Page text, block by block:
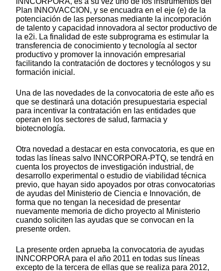
Plan INNOVACCION, y se encuadra en el eje (e) de la
potenciación de las personas mediante la incorporación
de talento y capacidad innovadora al sector productivo de
la e2i. La finalidad de este subprograma es estimular la
transferencia de conocimiento y tecnología al sector
productivo y promover la innovación empresarial
facilitando la contratación de doctores y tecnólogos y su
formación inicial.
Una de las novedades de la convocatoria de este año es
que se destinará una dotación presupuestaria especial
para incentivar la contratación en las entidades que
operan en los sectores de salud, farmacia y
biotecnología.
Otra novedad a destacar en esta convocatoria, es que en
todas las líneas salvo INNCORPORA-PTQ, se tendrá en
cuenta los proyectos de investigación industrial, de
desarrollo experimental o estudio de viabilidad técnica
previo, que hayan sido apoyados por otras convocatorias
de ayudas del Ministerio de Ciencia e Innovación, de
forma que no tengan la necesidad de presentar
nuevamente memoria de dicho proyecto al Ministerio
cuando soliciten las ayudas que se convocan en la
presente orden.
La presente orden aprueba la convocatoria de ayudas
INNCORPORA para el año 2011 en todas sus líneas
excepto de la tercera de ellas que se realiza para 2012,